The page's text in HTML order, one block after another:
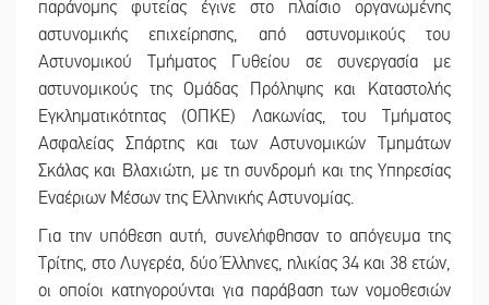
παράνομης φυτείας έγινε στο πλαίσιο οργανωμένης
αστυνομικής επιχείρησης, από αστυνομικούς του
Αστυνομικού Τμήματος Γυθείου σε συνεργασία με
αστυνομικούς της Ομάδας Πρόληψης και Καταστολής
Εγκληματικότητας (ΟΠΚΕ) Λακωνίας, του Τμήματος
Ασφαλείας Σπάρτης και των Αστυνομικών Τμημάτων
Σκάλας και Βλαχιώτη, με τη συνδρομή και της Υπηρεσίας
Εναέριων Μέσων της Ελληνικής Αστυνομίας.
Για την υπόθεση αυτή, συνελήφθησαν το απόγευμα της
Τρίτης, στo Λυγερέα, δύο Έλληνες, ηλικίας 34 και 38 ετών,
οι οποίοι κατηγορούνται για παράβαση των νομοθεσιών